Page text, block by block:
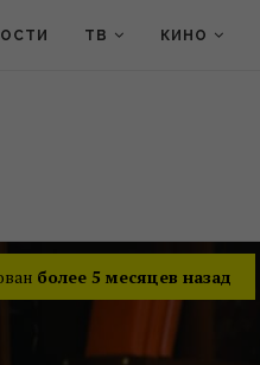
ТВ КИНО
более 5 месяцев назад